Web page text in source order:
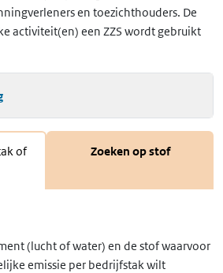
en toezichthouders. De
activiteit(en) een ZZS wordt gebruikt
of
Zoeken op stof
(lucht of water) en de stof waarvoor
emissie per bedrijfstak wilt